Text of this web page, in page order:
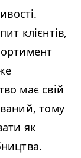
клієнтів,
має свій
тому
як